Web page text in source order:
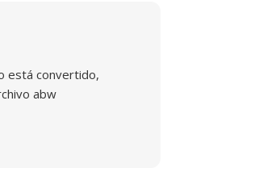
está convertido,
abw